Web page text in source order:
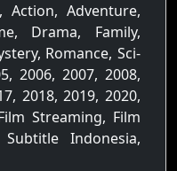
, Action, Adventure,
Drama, Family,
Romance, Sci-
2006, 2007, 2008,
2018, 2019, 2020,
Streaming, Film
Indonesia,